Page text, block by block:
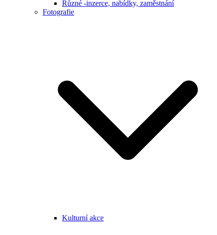
Různé -inzerce, nabídky, zaměstnání
Fotografie
Kulturní akce